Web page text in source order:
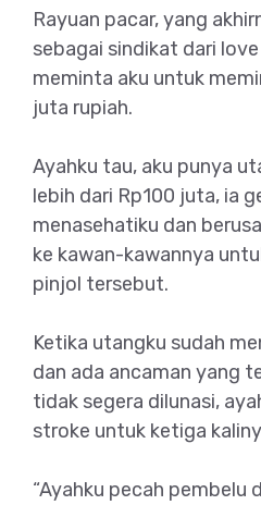
Rayuan pacar, yang
sebagai sindikat dari
meminta aku untuk
juta rupiah.
Ayahku tau, aku punya
lebih dari Rp100 juta, ia
menasehatiku dan
ke kawan-kawannya
pinjol tersebut.
Ketika utangku sudah
dan ada ancaman yang
tidak segera dilunasi,
stroke untuk ketiga
“Ayahku pecah pembelu